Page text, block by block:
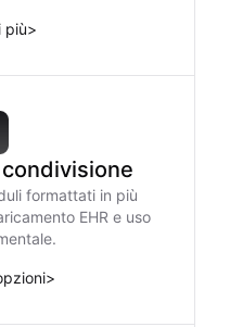
più>
formattati in più
EHR e uso
>